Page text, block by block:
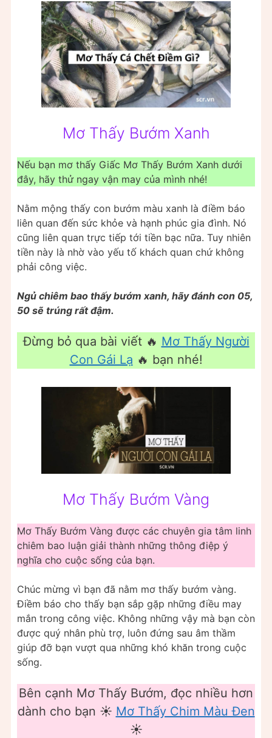
Mơ Thấy Bướm Xanh
Nếu bạn mơ thấy Giấc Mơ Thấy Bướm Xanh dưới
đây, hãy thử ngay vận may của mình nhé!
Nằm mộng thấy con bướm màu xanh là điềm báo
liên quan đến sức khỏe và hạnh phúc gia đình. Nó
cũng liên quan trực tiếp tới tiền bạc nữa. Tuy nhiên
tiền này là nhờ vào yếu tố khách quan chứ không
phải công việc.
Ngủ chiêm bao thấy bướm xanh, hãy đánh con 05,
50 sẽ trúng rất đậm.
Đừng bỏ qua bài viết 🔥 Mơ Thấy Người
Con Gái Lạ 🔥 bạn nhé!
Mơ Thấy Bướm Vàng
Mơ Thấy Bướm Vàng được các chuyên gia tâm linh
chiêm bao luận giải thành những thông điệp ý
nghĩa cho cuộc sống của bạn.
Chúc mừng vì bạn đã nằm mơ thấy bướm vàng.
Điềm báo cho thấy bạn sắp gặp những điều may
mắn trong công việc. Không những vậy mà bạn còn
được quý nhân phù trợ, luôn đứng sau âm thầm
giúp đỡ bạn vượt qua những khó khăn trong cuộc
sống.
Bên cạnh Mơ Thấy Bướm, đọc nhiều hơn
dành cho bạn ☀️ Mơ Thấy Chim Màu Đen
☀️